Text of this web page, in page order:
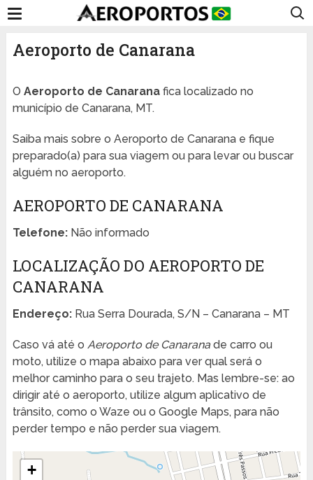
Aeroporto de Canarana
O Aeroporto de Canaranafica localizado no
município de Canarana, MT.
Saiba mais sobre o Aeroporto de Canarana e fique
preparado(a) para sua viagem ou para levar ou buscar
alguém no aeroporto.
AEROPORTO DE CANARANA
Telefone:Não informado
LOCALIZAÇÃO DO AEROPORTO DE
CANARANA
Endereço:Rua Serra Dourada, S/N – Canarana – MT
Caso vá até o Aeroporto de Canaranade carro ou
moto, utilize o mapa abaixo para ver qual será o
melhor caminho para o seu trajeto. Mas lembre-se: ao
dirigir até o aeroporto, utilize algum aplicativo de
trânsito, como o Waze ou o Google Maps, para não
perder tempo e não perder sua viagem.
+